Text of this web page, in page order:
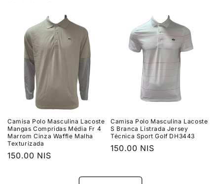
Camisa Polo Masculina Lacoste
Mangas Compridas Média Fr 4
Marrom Cinza Waffle Malha
Texturizada
Preço
150.00 NIS
Camisa Polo Masculina Lacoste
S Branca Listrada Jersey
Técnica Sport Golf DH3443
Preço
150.00 NIS